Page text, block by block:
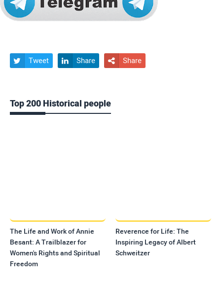
 Tweet  Share  Share
Top 200 Historical people
The Life and Work of Annie
Besant: A Trailblazer for
Women's Rights and Spiritual
Freedom
Reverence for Life: The
Inspiring Legacy of Albert
Schweitzer